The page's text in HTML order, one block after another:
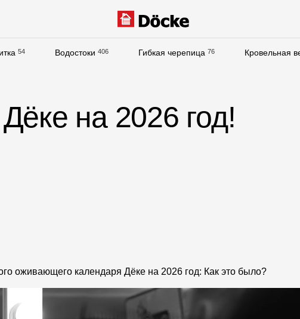
54 Водостоки 406 Гибкая черепица 76 Кровельная
Инструкции по монтажу
Фото объектов
Вопрос-ответ/Faq
Статьи
на 2026 год!
оживающего календаря Дёке на 2026 год: Как это было?